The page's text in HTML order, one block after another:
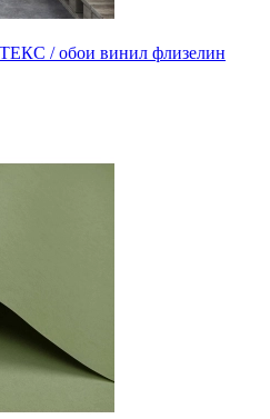
/ обои винил флизелин